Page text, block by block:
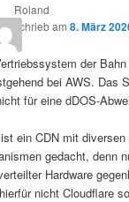
Roland
schriebam 8. März
der
bei AWS. Das
für eine dDOS-
ein CDN mit
gedacht, denn
Hardware
nicht Cloudflare